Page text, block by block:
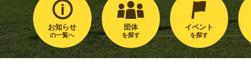
お知らせ
の一覧へ
団体
を探す
イベント
を探す